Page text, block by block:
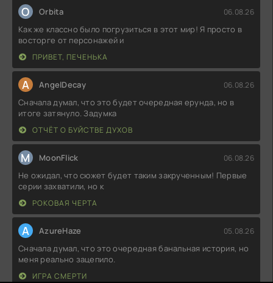
O Orbita 06.08.26
Как же классно было погрузиться в этот мир! Я просто в
восторге от персонажей и
ПРИВЕТ, ПЕЧЕНЬКА
A AngelDecay 06.08.26
Сначала думал, что это будет очередная ерунда, но в
итоге затянуло. Задумка
ОТЧЁТ О БУЙСТВЕ ДУХОВ
M MoonFlick 06.08.26
Не ожидал, что сюжет будет таким закрученным! Первые
серии захватили, но к
РОКОВАЯ ЧЕРТА
A AzureHaze 05.08.26
Сначала думал, что это очередная банальная история, но
меня реально зацепило.
ИГРА СМЕРТИ